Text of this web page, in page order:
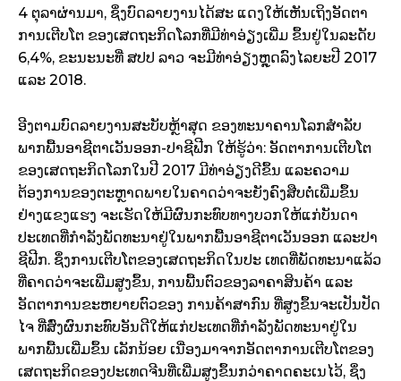
4 ຕຸລາຜ່ານມາ, ຊຶ່ງບົດລາຍງານໄດ້ສະ ແດງໃຫ້ເຫັນເຖິງອັດຕາ
ການເຕີບໂຕ ຂອງເສດຖະກິດໂລກທີ່ມີທ່າອ່ຽງເພີ່ມ ຂຶ້ນຢູ່ໃນລະດັບ
6,4%, ຂະນະນະທີ່ ສປປ ລາວ ຈະມີທ່າອ່ຽງຫຼຸດລົງໄລຍະປີ 2017
ແລະ 2018.
ອີງຕາມບົດລາຍງານສະບັບຫຼ້າສຸດ ຂອງທະນາຄານໂລກສໍາລັບ
ພາກພື້ນອາຊີຕາເວັນອອກ-ປາຊີຟີກ ໃຫ້ຮູ້ວ່າ: ອັດຕາການເຕີບໂຕ
ຂອງເສດຖະກິດໂລກໃນປີ 2017 ມີທ່າອ່ຽງດີຂຶ້ນ ແລະຄວາມ
ຕ້ອງການຂອງຕະຫຼາດພາຍໃນຄາດວ່າຈະຍັງຄົງສືບຕໍ່ເພີ່ມຂຶ້ນ
ຢ່າງແຂງແຮງ ຈະເຮັດໃຫ້ມີຜົນກະທົບທາງບວກໃຫ້ແກ່ບັນດາ
ປະເທດທີ່ກໍາລັງພັດທະນາຢູ່ໃນພາກພື້ນອາຊີຕາເວັນອອກ ແລະປາ
ຊີຟີກ. ຊຶ່ງການເຕີບໂຕຂອງເສດຖະກິດໃນປະ ເທດທີ່ພັດທະນາແລ້ວ
ທີ່ຄາດວ່າຈະເພີ່ມສູງຂຶ້ນ, ການພື້ນຕົວຂອງລາຄາສິນຄ້າ ແລະ
ອັດຕາການຂະຫຍາຍຕົວຂອງ ການຄ້າສາກົນ ທີ່ສູງຂຶ້ນຈະເປັນປັດ
ໄຈ ທີ່ສົ່ງຜົນກະທົບອັນດີໃຫ້ແກ່ປະເທດທີ່ກໍາລັງພັດທະນາຢູ່ໃນ
ພາກພື້ນເພີ່ມຂຶ້ນ ເລັກນ້ອຍ ເນື່ອງມາຈາກອັດຕາການເຕີບໂຕຂອງ
ເສດຖະກິດຂອງປະເທດຈີນທີ່ເພີ່ມສູງຂຶ້ນກວ່າຄາດຄະເນໄວ້, ຊຶ່ງ